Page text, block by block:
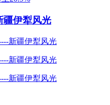
疆伊犁风光